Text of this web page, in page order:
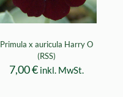
Primula x auricula Harry O
(RSS)
7,00€ inkl. MwSt.